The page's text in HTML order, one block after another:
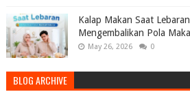
Kalap Makan Saat
Mengembalikan Pola
May 26, 2026 0
BLOG ARCHIVE